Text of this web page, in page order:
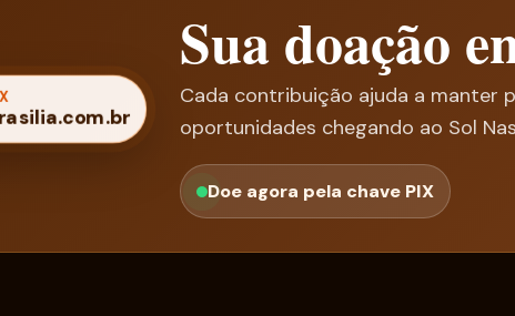
Sua doação
Cada contribuição ajuda a manter
oportunidades chegando ao Sol
Doe agora pela chave PIX